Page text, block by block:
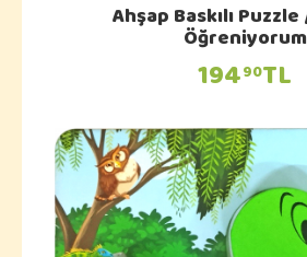
Ahşap Baskılı
Öğreniyorum
19490TL